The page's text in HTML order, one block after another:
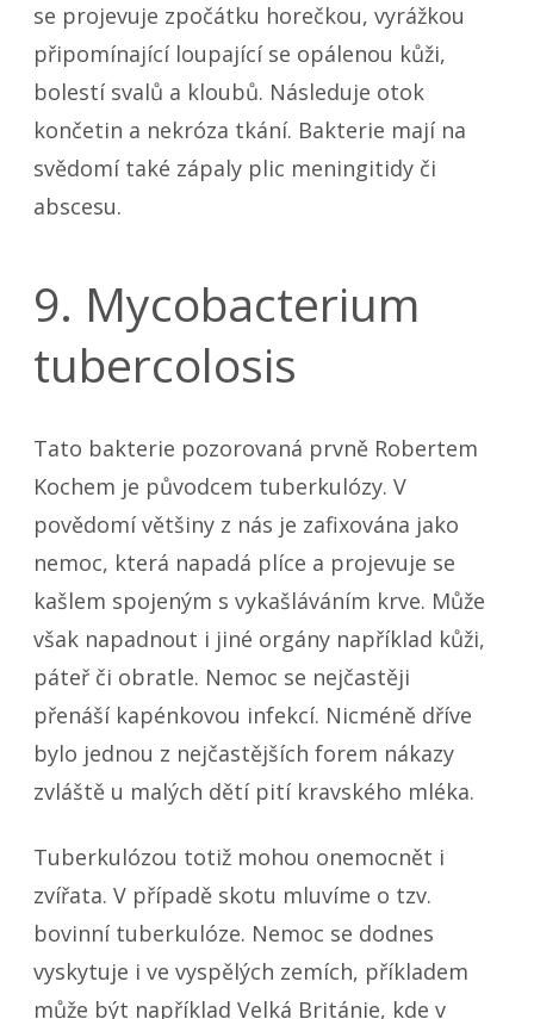
se projevuje zpočátku horečkou, vyrážkou
připomínající loupající se opálenou kůži,
bolestí svalů a kloubů. Následuje otok
končetin a nekróza tkání. Bakterie mají na
svědomí také zápaly plic meningitidy či
abscesu.
9. Mycobacterium
tubercolosis
Tato bakterie pozorovaná prvně Robertem
Kochem je původcem tuberkulózy. V
povědomí většiny z nás je zafixována jako
nemoc, která napadá plíce a projevuje se
kašlem spojeným s vykašláváním krve. Může
však napadnout i jiné orgány například kůži,
páteř či obratle. Nemoc se nejčastěji
přenáší kapénkovou infekcí. Nicméně dříve
bylo jednou z nejčastějších forem nákazy
zvláště u malých dětí pití kravského mléka.
Tuberkulózou totiž mohou onemocnět i
zvířata. V případě skotu mluvíme o tzv.
bovinní tuberkulóze. Nemoc se dodnes
vyskytuje i ve vyspělých zemích, příkladem
může být například Velká Británie, kde v